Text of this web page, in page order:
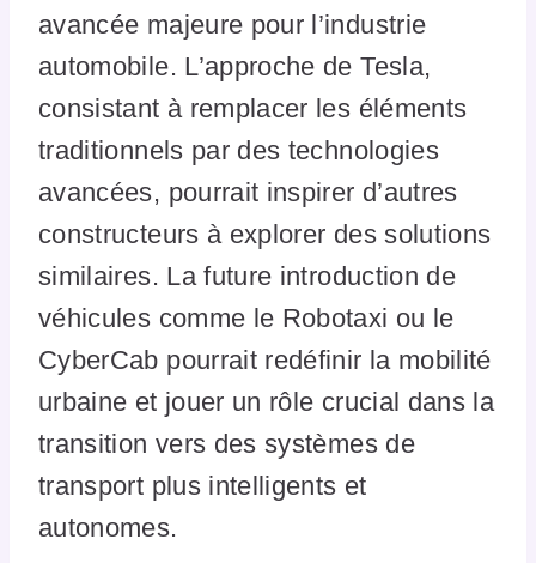
avancée majeure pour l’industrie
automobile. L’approche de Tesla,
consistant à remplacer les éléments
traditionnels par des technologies
avancées, pourrait inspirer d’autres
constructeurs à explorer des solutions
similaires. La future introduction de
véhicules comme le Robotaxi ou le
CyberCab pourrait redéfinir la mobilité
urbaine et jouer un rôle crucial dans la
transition vers des systèmes de
transport plus intelligents et
autonomes.